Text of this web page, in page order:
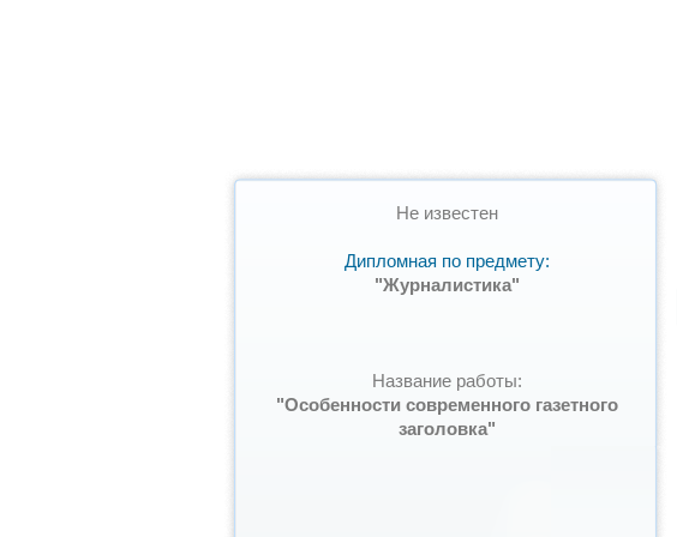
Не известен
Дипломная по предмету:
"Журналистика"
Название работы:
"Особенности современного газетного
заголовка"